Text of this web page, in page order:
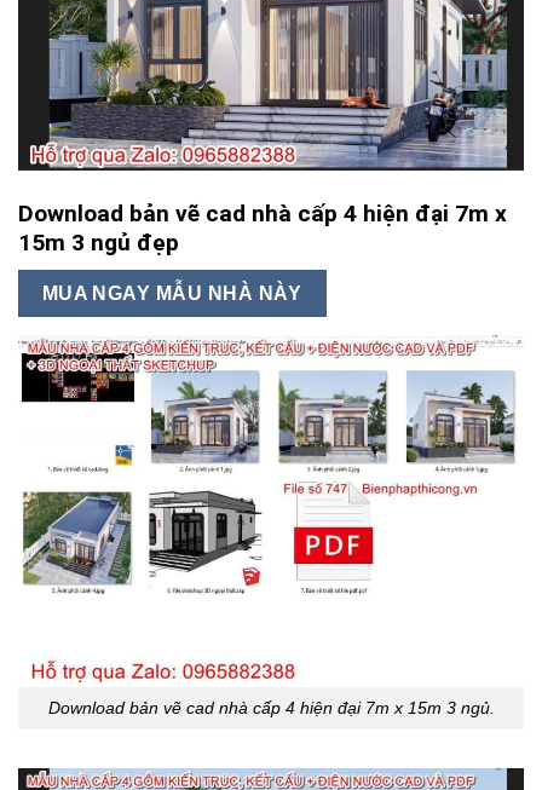
Download bản vẽ cad nhà cấp 4 hiện đại 7m x
15m 3 ngủ đẹp
MUA NGAY MẪU NHÀ NÀY
Download bản vẽ cad nhà cấp 4 hiện đại 7m x 15m 3 ngủ.